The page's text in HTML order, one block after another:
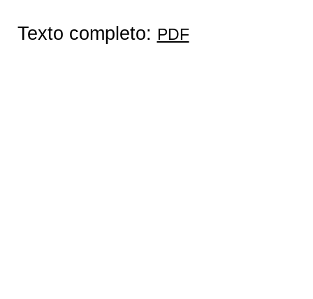
Texto completo: PDF